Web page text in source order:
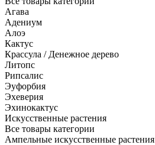
Агава
Адениум
Алоэ
Кактус
Крассула / Денежное дерево
Литопс
Рипсалис
Эуфорбия
Эхеверия
Эхинокактус
Искусственные растения
Все товары категории
Ампельные искусственные растения